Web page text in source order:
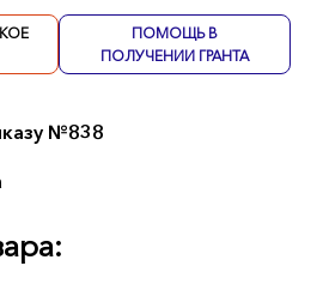
ПОМОЩЬ В
ПОЛУЧЕНИИ ГРАНТА
№838